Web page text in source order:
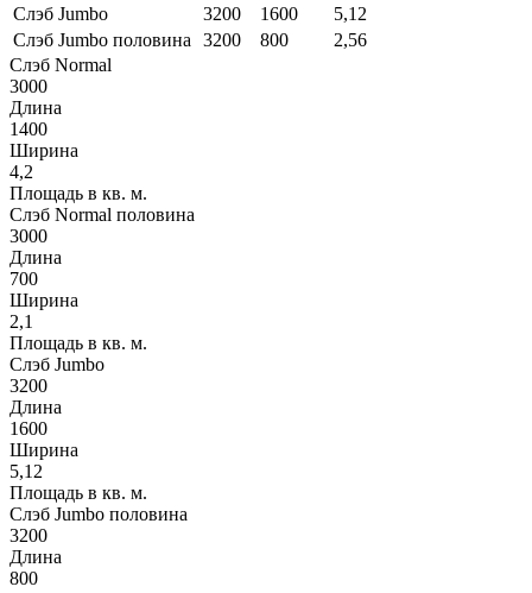
Слэб Jumbo
3200 1600
5,12
Слэб Jumbo половина
3200 800
2,56
Слэб Normal
3000
Длина
1400
Ширина
4,2
Площадь в кв. м.
Слэб Normal половина
3000
Длина
700
Ширина
2,1
Площадь в кв. м.
Слэб Jumbo
3200
Длина
1600
Ширина
5,12
Площадь в кв. м.
Слэб Jumbo половина
3200
Длина
800